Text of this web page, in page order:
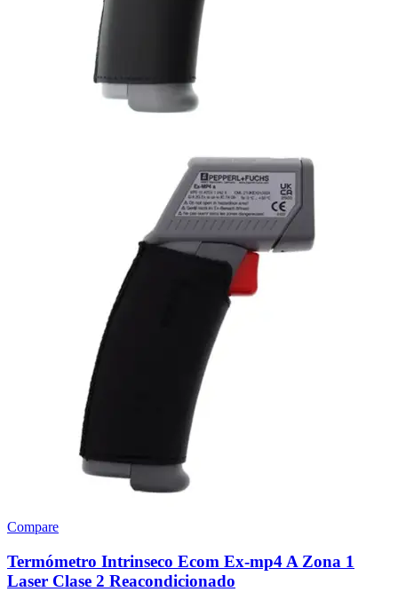
Compare
Termómetro Intrinseco Ecom Ex-mp4 A Zona 1
Laser Clase 2 Reacondicionado